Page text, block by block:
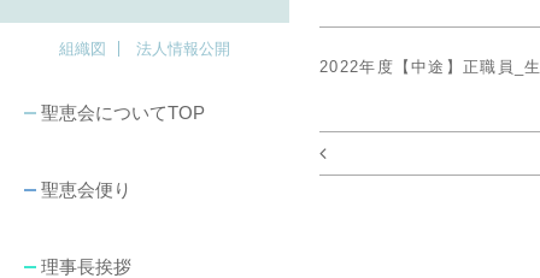
組織図 法人情報公開
聖恵会についてTOP
聖恵会便り
理事長挨拶
2022年度【中途】正職員_